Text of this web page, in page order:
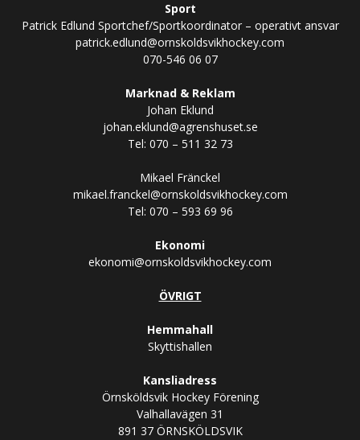
Sport
Patrick Edlund Sportchef/Sportkoordinator – operativt ansvar
patrick.edlund@ornskoldsvikhockey.com
070-546 06 07
Marknad & Reklam
Johan Eklund
johan.eklund@agrenshuset.se
Tel: 070 – 511 32 73
Mikael Fränckel
mikael.franckel@ornskoldsvikhockey.com
Tel: 070 – 593 69 96
Ekonomi
ekonomi@ornskoldsvikhockey.com
ÖVRIGT
Hemmahall
Skyttishallen
Kansliadress
Örnsköldsvik Hockey Förening
Valhallavägen 31
891 37 ÖRNSKÖLDSVIK